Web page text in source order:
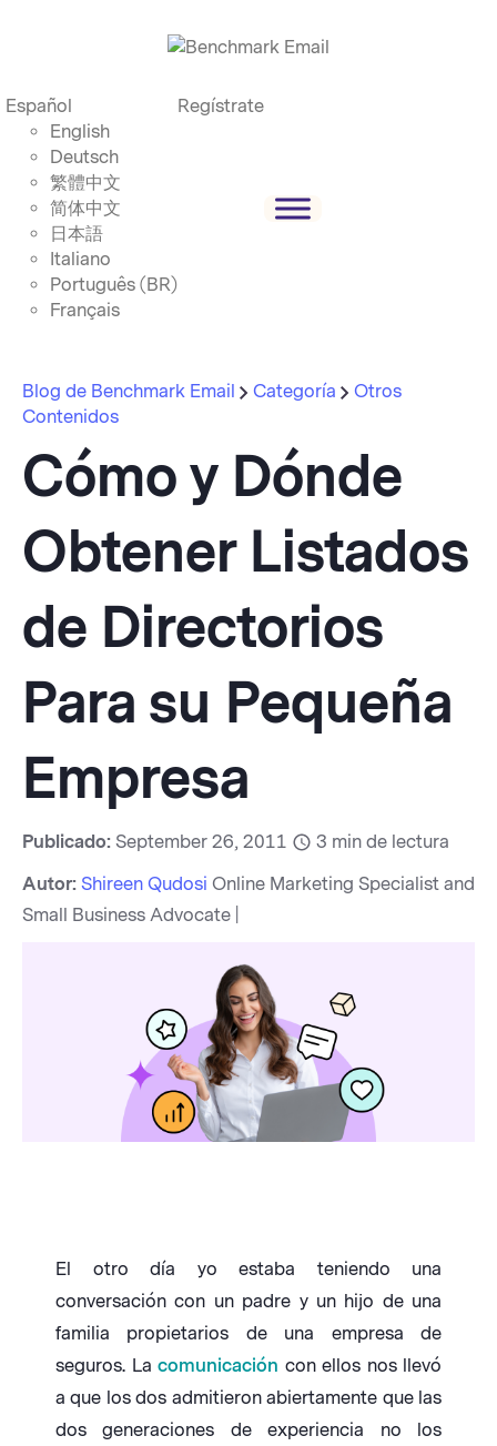
Español
English
Deutsch
繁體中文
简体中文
日本語
Italiano
Português (BR)
Français
Regístrate
Blog de Benchmark Email Categoría
Otros
Contenidos
Cómo y Dónde
Obtener Listados
de Directorios
Para su Pequeña
Empresa
Publicado: September 26, 2011 3 min de lectura
Autor: Shireen Qudosi Online Marketing Specialist and
Small Business Advocate |
El otro día yo estaba teniendo una
conversación con un padre y un hijo de una
familia propietarios de una empresa de
seguros. La comunicación con ellos nos llevó
a que los dos admitieron abiertamente que las
dos generaciones de experiencia no los